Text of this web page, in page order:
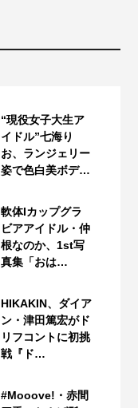
“現役女子大生ア
イドル”七海り
お、ランジェリー
姿で色白美ボデ…
軟体Iカップグラ
ビアアイドル・仲
根なのか、1st写
真集「おは…
HIKAKIN、ダイア
ン・津田篤宏がド
リフコントに初挑
戦『ド…
#Mooove!・赤間